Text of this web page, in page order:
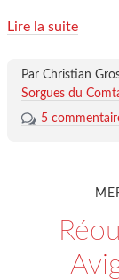
Lire la suite
Par Christian
Sorgues du
5